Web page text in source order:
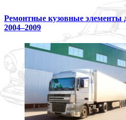
Ремонтные кузовные элементы
2004–2009